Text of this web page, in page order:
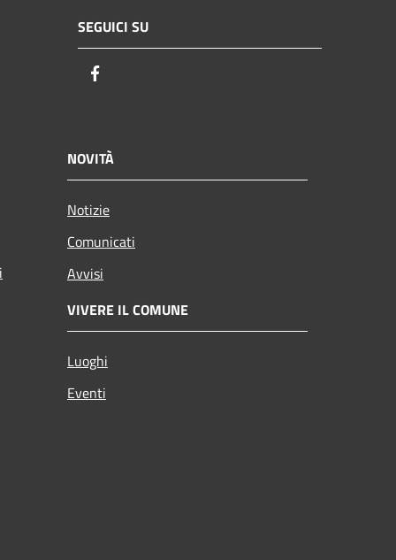
SEGUICI SU
NOVITÀ
Notizie
Comunicati
Avvisi
VIVERE IL COMUNE
Luoghi
Eventi